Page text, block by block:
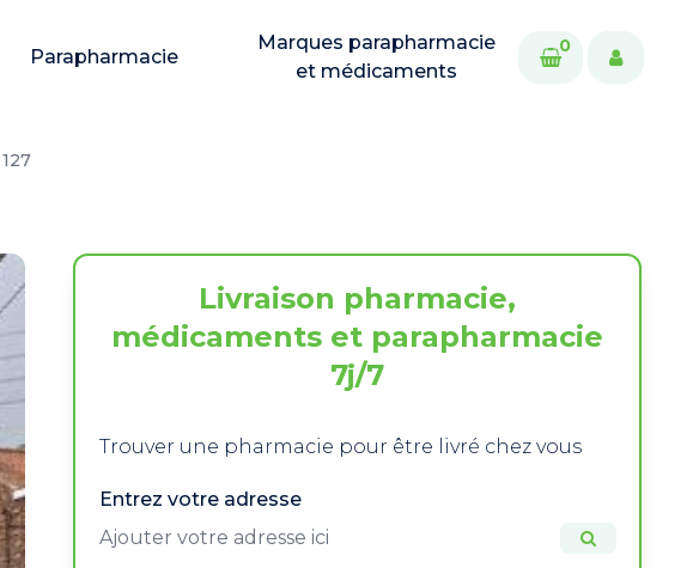
Parapharmacie
Marques parapharmacie
et médicaments
0
Livraison pharmacie,
médicaments et parapharmacie
7j/7
Trouver une pharmacie pour être livré chez vous
Entrez votre adresse